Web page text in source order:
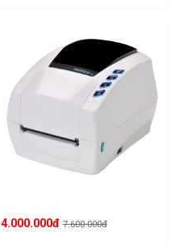
4.000.000đ7.600.000đ